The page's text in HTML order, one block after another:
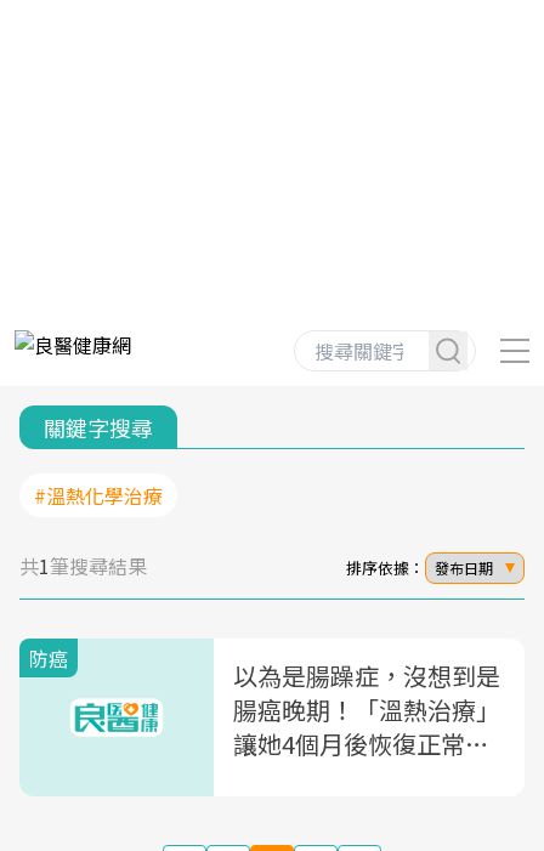
關鍵字搜尋
#溫熱化學治療
共1筆搜尋結果 排序依據： 發布日期
防癌
以為是腸躁症，沒想到是
腸癌晚期！「溫熱治療」
讓她4個月後恢復正常生